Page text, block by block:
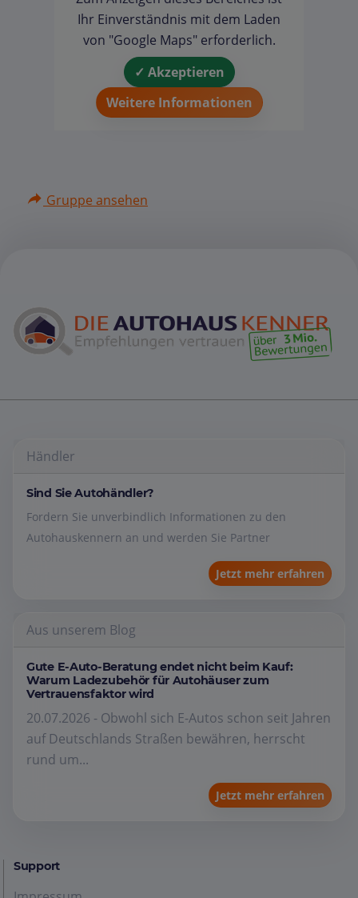
Ihr Einverständnis mit dem Laden
von "Google Maps" erforderlich.
✓ Akzeptieren
Weitere Informationen
Gruppe ansehen
Händler
Sind Sie Autohändler?
Fordern Sie unverbindlich Informationen zu den
Autohauskennern an und werden Sie Partner
Jetzt mehr erfahren
Aus unserem Blog
Gute E-Auto-Beratung endet nicht beim Kauf:
Warum Ladezubehör für Autohäuser zum
Vertrauensfaktor wird
20.07.2026 - Obwohl sich E-Autos schon seit Jahren
auf Deutschlands Straßen bewähren, herrscht
rund um...
Jetzt mehr erfahren
Support